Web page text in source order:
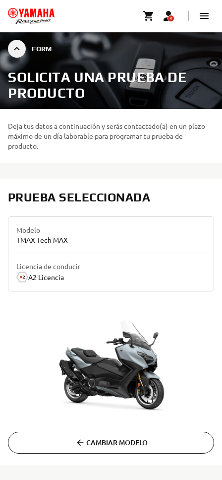
FORM
SOLICITA UNA PRUEBA DE
PRODUCTO
Deja tus datos a continuación y serás contactado(a) en un plazo
máximo de un día laborable para programar tu prueba de
producto.
PRUEBA SELECCIONADA
Modelo
TMAX Tech MAX
Licencia de conducir
A2 Licencia
CAMBIAR MODELO